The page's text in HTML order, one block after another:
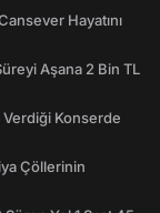
Hayatını
Aşana 2 Bin TL
Konserde
Çöllerinin